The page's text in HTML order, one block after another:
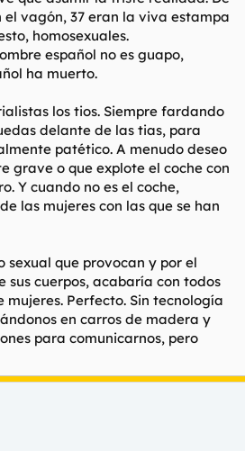
vagón, 37 eran la viva estampa
homosexuales.
español no es guapo,
ha muerto.
los tios. Siempre fardando
delante de las tias, para
patético. A menudo deseo
grave o que explote el coche con
Y cuando no es el coche,
las mujeres con las que se han
sexual que provocan y por el
sus cuerpos, acabaría con todos
mujeres. Perfecto. Sin tecnología
en carros de madera y
para comunicarnos, pero